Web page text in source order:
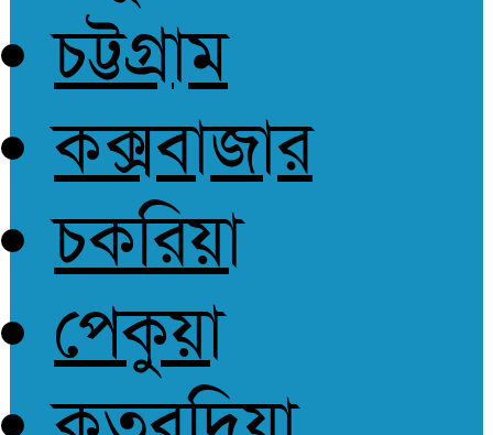
চট্টগ্রাম
কক্সবাজার
চকরিয়া
পেকুয়া